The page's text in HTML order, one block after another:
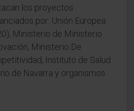
los proyectos
por: Unión Europea
Ministerio de Ministerio
Ministerio De
Instituto de Salud
de Navarra y organismos